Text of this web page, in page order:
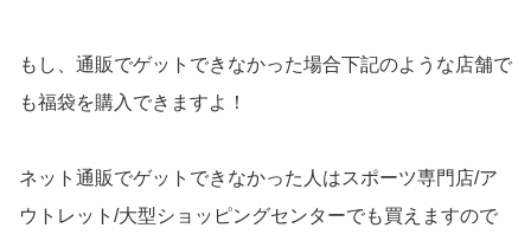
もし、通販でゲットできなかった場合下記のような店舗で
も福袋を購入できますよ！
ネット通販でゲットできなかった人はスポーツ専門店/ア
ウトレット/大型ショッピングセンターでも買えますので